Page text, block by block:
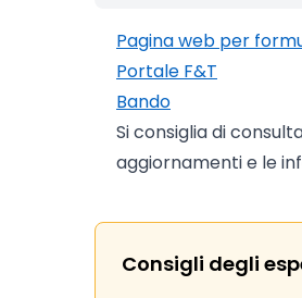
Pagina web per
Portale F&T
Bando
Si consiglia di
aggiornamenti e le
Consigli degli